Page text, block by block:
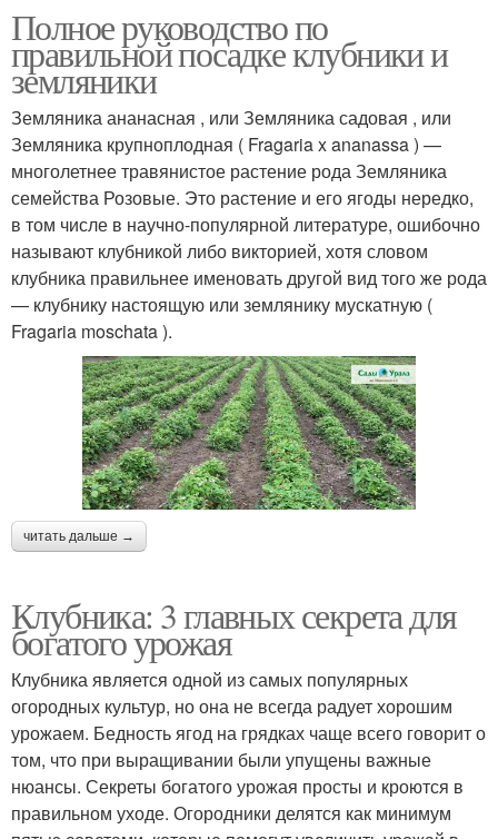
Полное руководство по
правильной посадке клубники и
земляники
Земляника ананасная , или Земляника садовая , или
Земляника крупноплодная ( Fragaria x ananassa ) —
многолетнее травянистое растение рода Земляника
семейства Розовые. Это растение и его ягоды нередко,
в том числе в научно-популярной литературе, ошибочно
называют клубникой либо викторией, хотя словом
клубника правильнее именовать другой вид того же рода
— клубнику настоящую или землянику мускатную (
Fragaria moschata ).
читать дальше →
Клубника: 3 главных секрета для
богатого урожая
Клубника является одной из самых популярных
огородных культур, но она не всегда радует хорошим
урожаем. Бедность ягод на грядках чаще всего говорит о
том, что при выращивании были упущены важные
нюансы. Секреты богатого урожая просты и кроются в
правильном уходе. Огородники делятся как минимум